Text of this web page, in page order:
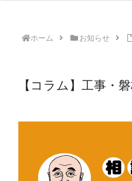
ホーム お知らせ
【コラム】工事・